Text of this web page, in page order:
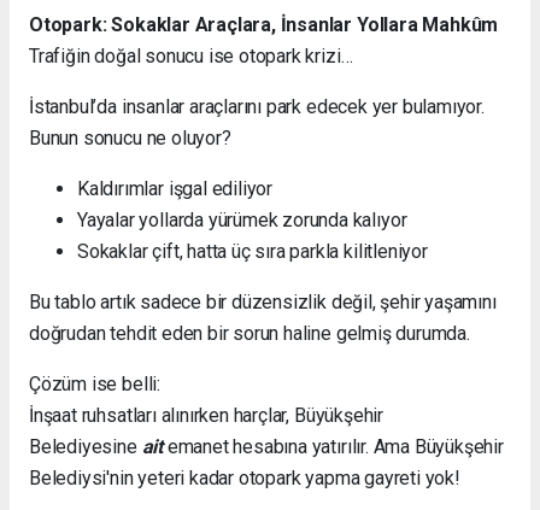
Otopark: Sokaklar Araçlara, İnsanlar Yollara Mahkûm
Trafiğin doğal sonucu ise otopark krizi…
İstanbul’da insanlar araçlarını park edecek yer bulamıyor.
Bunun sonucu ne oluyor?
Kaldırımlar işgal ediliyor
Yayalar yollarda yürümek zorunda kalıyor
Sokaklar çift, hatta üç sıra parkla kilitleniyor
Bu tablo artık sadece bir düzensizlik değil, şehir yaşamını
doğrudan tehdit eden bir sorun haline gelmiş durumda.
Çözüm ise belli:
İnşaat ruhsatları alınırken harçlar, Büyükşehir
Belediyesine aitemanet hesabına yatırılır. Ama Büyükşehir
Belediysi'nin yeteri kadar otopark yapma gayreti yok!